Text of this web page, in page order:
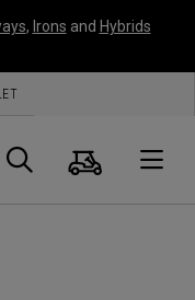
, Irons and Hybrids
Suche